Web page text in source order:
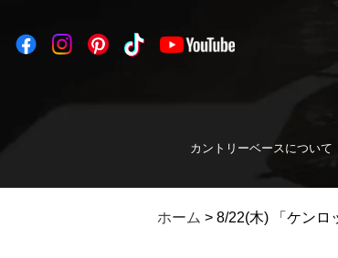
カントリーベースについて
ホーム > 8/22(木) 「ケンロ